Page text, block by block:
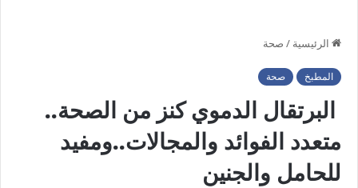
الرئيسية / صحة
المطبخ صحة
البرتقال الدموي كنز من الصحة..
متعدد الفوائد والمجالات..ومفيد
للحامل والجنين